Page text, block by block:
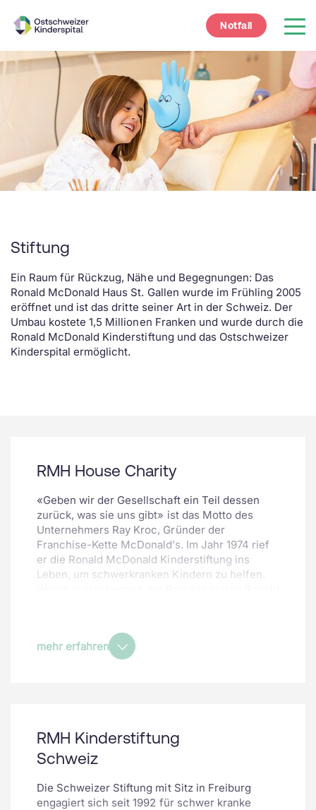
Stiftung
Ein Raum für Rückzug, Nähe und Begegnungen: Das
Ronald McDonald Haus St. Gallen wurde im Frühling 2005
eröffnet und ist das dritte seiner Art in der Schweiz. Der
Umbau kostete 1,5 Millionen Franken und wurde durch die
Ronald McDonald Kinderstiftung und das Ostschweizer
Kinderspital ermöglicht.
RMH House Charity
«Geben wir der Gesellschaft ein Teil dessen
zurück, was sie uns gibt» ist das Motto des
Unternehmers Ray Kroc, Gründer der
Franchise-Kette McDonald’s. Im Jahr 1974 rief
er die Ronald McDonald Kinderstiftung ins
Leben, um schwerkranken Kindern zu helfen.
mehr erfahren
RMH Kinderstiftung
Schweiz
Die Schweizer Stiftung mit Sitz in Freiburg
engagiert sich seit 1992 für schwer kranke
Notfall